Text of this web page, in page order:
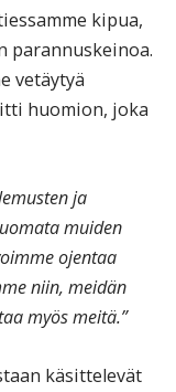
kipua,
parannuskeinoa.
vetäytyä
huomion, joka
ja
muiden
ojentaa
niin, meidän
myös meitä.”
käsittelevät